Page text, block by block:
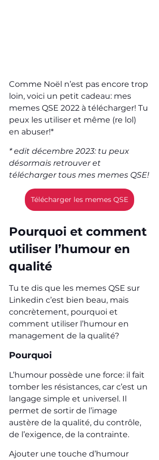
Comme Noël n’est pas encore trop
loin, voici un petit cadeau: mes
memes QSE 2022 à télécharger! Tu
peux les utiliser et même (re lol)
en abuser!*
* edit décembre 2023: tu peux
désormais retrouver et
télécharger tous mes memes QSE!
Télécharger les memes QSE
Pourquoi et comment
utiliser l’humour en
qualité
Tu te dis que les memes QSE sur
Linkedin c’est bien beau, mais
concrètement, pourquoi et
comment utiliser l’humour en
management de la qualité?
Pourquoi
L’humour possède une force: il fait
tomber les résistances, car c’est un
langage simple et universel. Il
permet de sortir de l’image
austère de la qualité, du contrôle,
de l’exigence, de la contrainte.
Ajouter une touche d’humour